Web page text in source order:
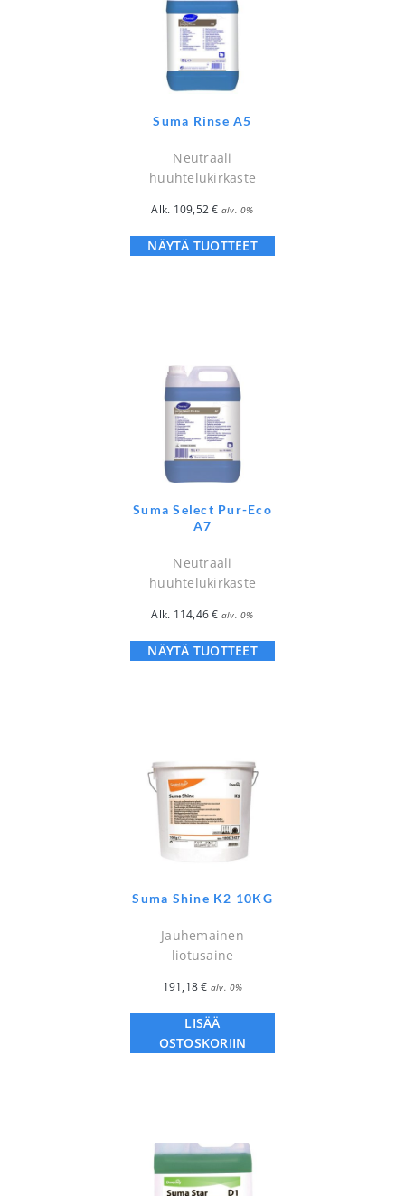
Suma Rinse A5
Neutraali
huuhtelukirkaste
Alk. 109,52€ alv. 0%
NÄYTÄ TUOTTEET
Suma Select Pur-Eco
A7
Neutraali
huuhtelukirkaste
Alk. 114,46€ alv. 0%
NÄYTÄ TUOTTEET
Suma Shine K2 10KG
Jauhemainen
liotusaine
191,18€ alv. 0%
LISÄÄ
OSTOSKORIIN